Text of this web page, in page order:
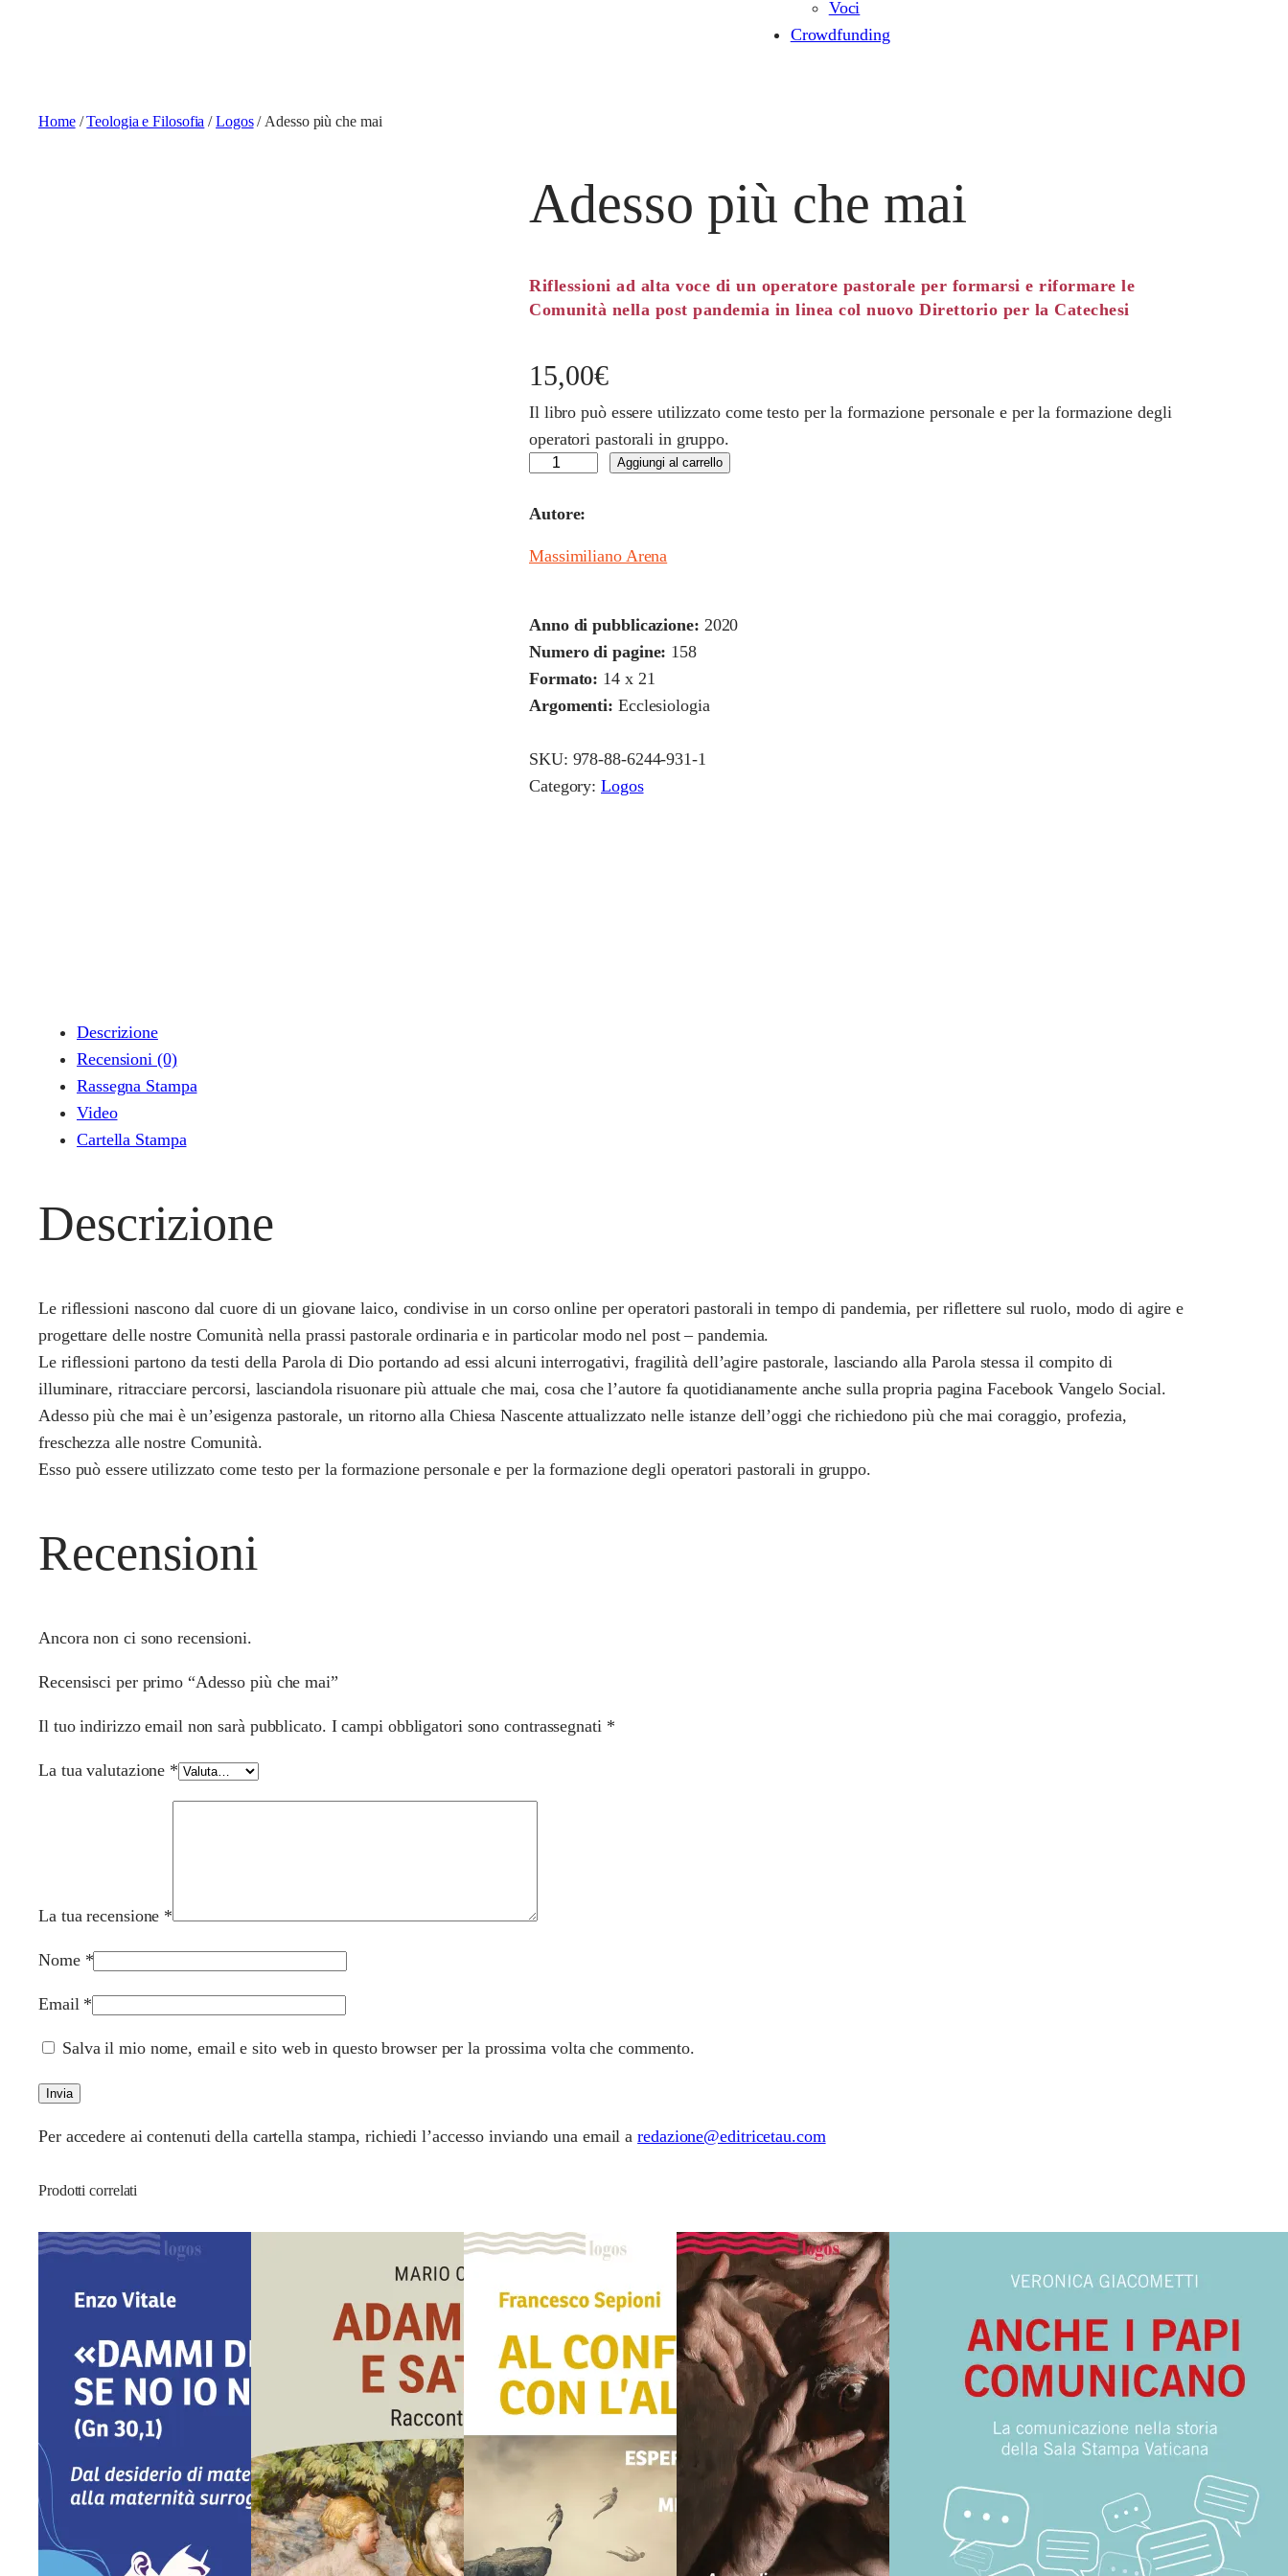
Voci
Crowdfunding
Home/Teologia e Filosofia /Logos/ Adesso più che mai
Adesso più che mai
Riflessioni ad alta voce di un operatore pastorale per formarsi e riformare le
Comunità nella post pandemia in linea col nuovo Direttorio per la Catechesi
15,00€
Il libro può essere utilizzato come testo per la formazione personale e per la formazione degli
operatori pastorali in gruppo.
e
p
i
ù
c
e
m
Aggiungi al carrello
Autore:
Massimiliano Arena
Anno di pubblicazione: 2020
Numero di pagine: 158
Formato: 14 x 21
Argomenti: Ecclesiologia
SKU: 978-88-6244-931-1
Category:Logos
Descrizione
Recensioni (0)
Rassegna Stampa
Video
Cartella Stampa
Descrizione
Le riflessioni nascono dal cuore di un giovane laico, condivise in un corso online per operatori pastorali in tempo di pandemia, per riflettere sul ruolo, modo di agire e
progettare delle nostre Comunità nella prassi pastorale ordinaria e in particolar modo nel post – pandemia.
Le riflessioni partono da testi della Parola di Dio portando ad essi alcuni interrogativi, fragilità dell’agire pastorale, lasciando alla Parola stessa il compito di
illuminare, ritracciare percorsi, lasciandola risuonare più attuale che mai, cosa che l’autore fa quotidianamente anche sulla propria pagina Facebook Vangelo Social.
Adesso più che mai è un’esigenza pastorale, un ritorno alla Chiesa Nascente attualizzato nelle istanze dell’oggi che richiedono più che mai coraggio, profezia,
freschezza alle nostre Comunità.
Esso può essere utilizzato come testo per la formazione personale e per la formazione degli operatori pastorali in gruppo.
Recensioni
Ancora non ci sono recensioni.
Recensisci per primo “Adesso più che mai”
Il tuo indirizzo email non sarà pubblicato. I campi obbligatori sono contrassegnati *
La tua valutazione *
La tua recensione *
Nome *
Email *
Salva il mio nome, email e sito web in questo browser per la prossima volta che commento.
Per accedere ai contenuti della cartella stampa, richiedi l’accesso inviando una email aredazione@editricetau.com
Prodotti correlati